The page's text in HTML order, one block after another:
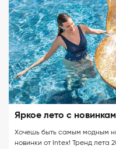
Яркое лето с
Хочешь быть самым модным
новинки от Intex! Тренд лета